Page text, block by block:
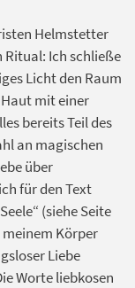
Helmstetter
Ritual: Ich schließe
Licht den Raum
mit einer
bereits Teil des
an magischen
über
für den Text
(siehe Seite
meinem Körper
Liebe
Worte liebkosen